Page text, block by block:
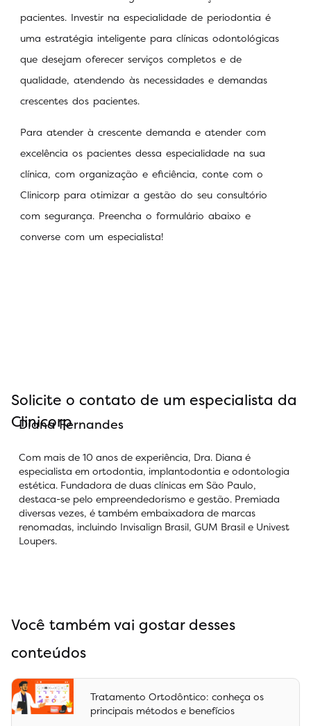
pacientes. Investir na especialidade de periodontia é
uma estratégia inteligente para clínicas odontológicas
que desejam oferecer serviços completos e de
qualidade, atendendo às necessidades e demandas
crescentes dos pacientes.
Para atender à crescente demanda e atender com
excelência os pacientes dessa especialidade na sua
clínica, com organização e eficiência, conte com o
Clinicorp para otimizar a gestão do seu consultório
com segurança. Preencha o formulário abaixo e
converse com um especialista!
Solicite o contato de um especialista da
Clinicorp
Diana Fernandes
Com mais de 10 anos de experiência, Dra. Diana é
especialista em ortodontia, implantodontia e odontologia
estética. Fundadora de duas clínicas em São Paulo,
destaca-se pelo empreendedorismo e gestão. Premiada
diversas vezes, é também embaixadora de marcas
renomadas, incluindo Invisalign Brasil, GUM Brasil e Univest
Loupers.
Você também vai gostar desses
conteúdos
Tratamento Ortodôntico: conheça os
principais métodos e benefícios